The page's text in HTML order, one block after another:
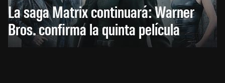
La saga Matrix continuará: Warner
Bros. confirma la quinta película